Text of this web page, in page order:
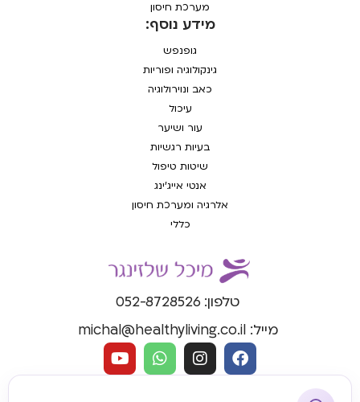
טלפון: 052-8728526
מייל: michal@healthyliving.co.il
מערכת חיסון
מידע נוסף:
גופנפש
גינקולוגיה ופוריות
כאב ונוירולוגיה
עיכול
עור ושיער
בעיות רגשיות
שיטות טיפול
אנטי אייג'ינג
אלרגיה ומערכת חיסון
כללי